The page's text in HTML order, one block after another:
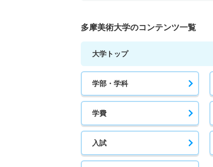
多摩美術大学のコンテンツ一覧
大学トップ
学部・学科
学費
入試